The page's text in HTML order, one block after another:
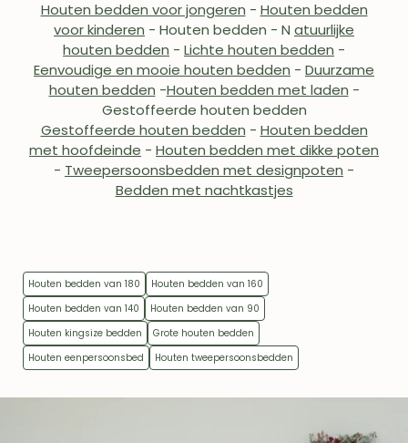
Houten bedden voor jongeren - Houten bedden
voor kinderen - Houten bedden - N atuurlijke
houten bedden - Lichte houten bedden -
Eenvoudige en mooie houten bedden - Duurzame
houten bedden -Houten bedden met laden -
Gestoffeerde houten bedden
Gestoffeerde houten bedden - Houten bedden
met hoofdeinde - Houten bedden met dikke poten
- Tweepersoonsbedden met designpoten -
Bedden met nachtkastjes
Houten bedden van 180
Houten bedden van 160
Houten bedden van 140
Houten bedden van 90
Houten kingsize bedden
Grote houten bedden
Houten eenpersoonsbed
Houten tweepersoonsbedden
WORD LID VAN
ROBLE.STORE!
Schrijf je in en krijg 5% korting op je eerste
aankoop.